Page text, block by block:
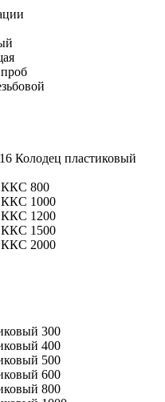
Колодец пластиковый
ККС 800
ККС 1000
ККС 1200
ККС 1500
ККС 2000
300
400
500
600
800